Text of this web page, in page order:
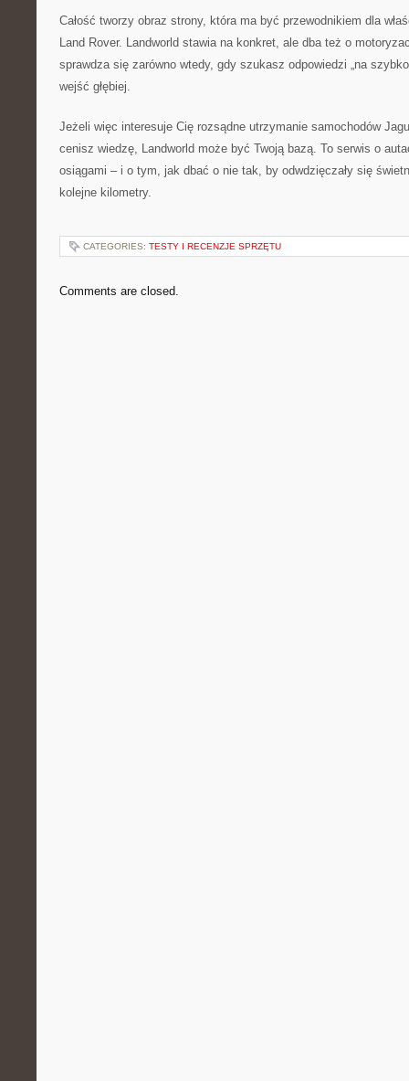
Całość tworzy obraz strony, która ma być przewodnikiem dla
Land Rover. Landworld stawia na konkret, ale dba też o
sprawdza się zarówno wtedy, gdy szukasz odpowiedzi „na
wejść głębiej.
Jeżeli więc interesuje Cię rozsądne utrzymanie samochodów
cenisz wiedzę, Landworld może być Twoją bazą. To serwis o
osiągami – i o tym, jak dbać o nie tak, by odwdzięczały się
kolejne kilometry.
CATEGORIES: TESTY I RECENZJE SPRZĘTU
Comments are closed.